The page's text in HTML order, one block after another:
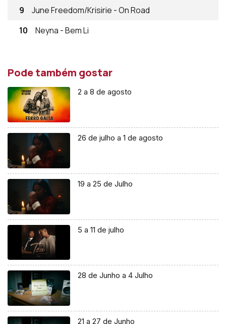
9
June Freedom/Krisirie - On Road
10
Neyna - Bem Li
Pode também gostar
2 a 8 de agosto
26 de julho a 1 de agosto
19 a 25 de Julho
5 a 11 de julho
28 de Junho a 4 Julho
21 a 27 de Junho